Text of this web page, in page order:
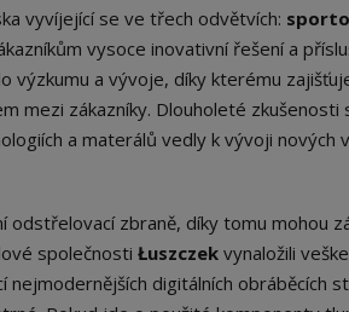
vyvíjející se ve třech odvětvích:
vysoce inovativní řešení a
výzkumu a vývoje, díky kterému
mezi zákazníky. Dlouholeté
a materálů vedly k vývoji nových
zbraně, díky tomu mohou
společnosti Łuszczek vynaložili
digitálních obráběcích